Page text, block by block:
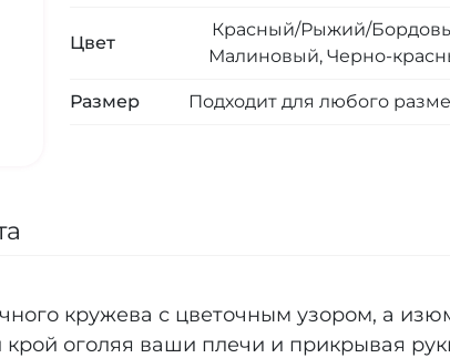
Цвет
Красный/Рыжий/
Малиновый, Черно-
Размер Подходит для любого
кружева с цветочным узором, а
оголяя ваши плечи и прикрывая